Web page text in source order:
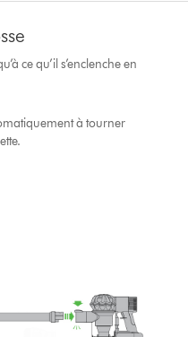
ce qu’il s’enclenche en
à tourner